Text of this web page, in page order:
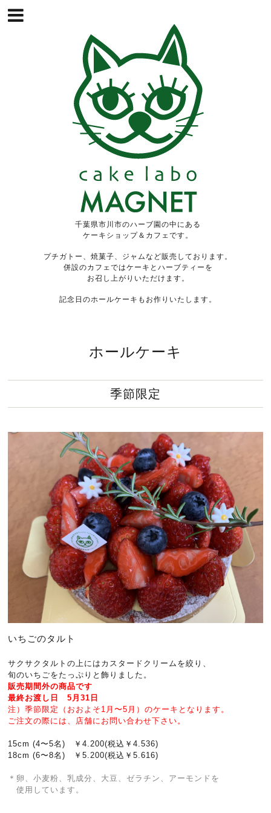
千葉県市川市のハーブ園の中にある
ケーキショップ＆カフェです。
プチガトー、焼菓子、ジャムなど販売しております。
併設のカフェではケーキとハーブティーを
お召し上がりいただけます。
記念日のホールケーキもお作りいたします。
ホールケーキ
季節限定
いちごのタルト
サクサクタルトの上にはカスタードクリームを絞り、
旬のいちごをたっぷりと飾りました。
販売期間外の商品です
最終お渡し日 5月31日
注）季節限定（おおよそ1月〜5月）のケーキとなります。
ご注文の際には、店舗にお問い合わせ下さい。
15cm (4〜5名) ￥4.200(税込￥4.536)
18cm (6〜8名) ￥5.200(税込￥5.616)
＊卵、小麦粉、乳成分、大豆、ゼラチン、アーモンド を
使用しています。